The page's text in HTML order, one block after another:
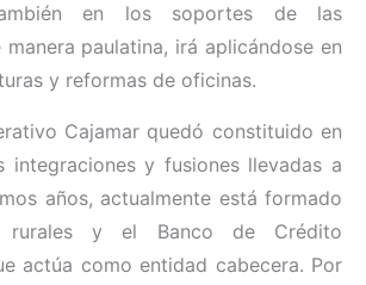
en los soportes de las
manera paulatina, irá aplicándose en
y reformas de oficinas.
Cajamar quedó constituido en
integraciones y fusiones llevadas a
años, actualmente está formado
y el Banco de Crédito
actúa como entidad cabecera. Por